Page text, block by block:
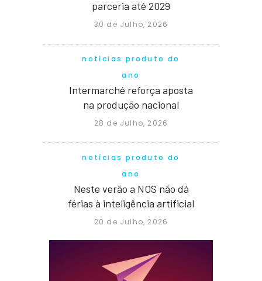
parceria até 2029
30 de Julho, 2026
notícias produto do
ano
Intermarché reforça aposta
na produção nacional
28 de Julho, 2026
notícias produto do
ano
Neste verão a NOS não dá
férias à inteligência artificial
20 de Julho, 2026